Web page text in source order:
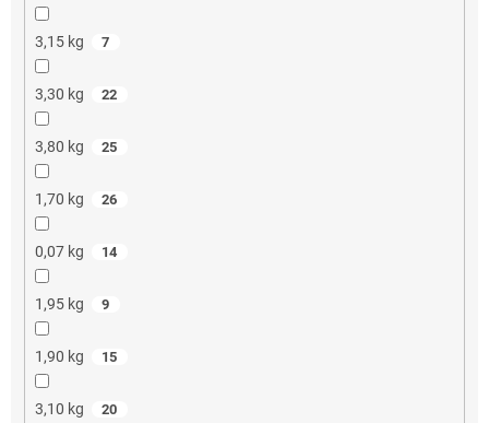
3,15 kg 7
3,30 kg 22
3,80 kg 25
1,70 kg 26
0,07 kg 14
1,95 kg 9
1,90 kg 15
3,10 kg 20